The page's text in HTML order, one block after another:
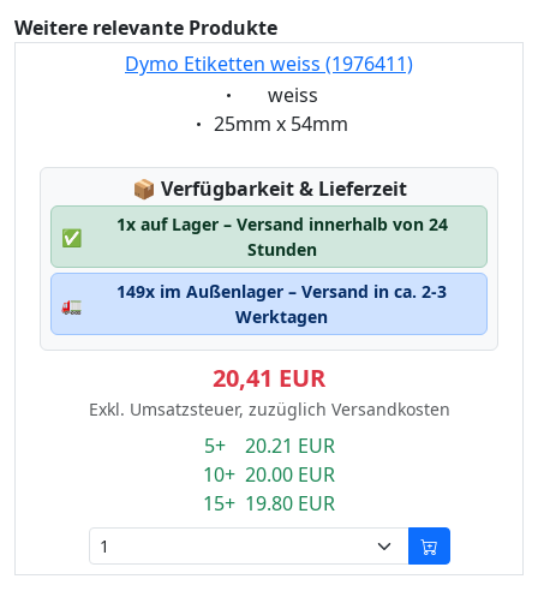
Weitere relevante Produkte
Dymo Etiketten weiss (1976411)
Eigenschaft:
weiss
Eigenschaft:
25mm x 54mm
📦 Lagerstatus:
Verfügbarkeit & Lieferzeit
✅
1x auf Lager – Versand innerhalb von 24
Stunden
🚛
149x im Außenlager – Versand in ca. 2-3
Werktagen
20,41 EUR
Exkl. Umsatzsteuer, zuzüglich Versandkosten
5+ 20.21 EUR
10+ 20.00 EUR
15+ 19.80 EUR